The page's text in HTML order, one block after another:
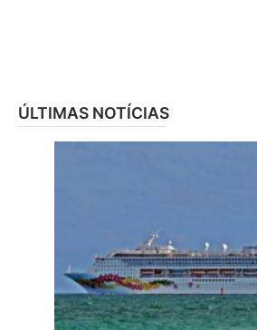
ÚLTIMAS NOTÍCIAS